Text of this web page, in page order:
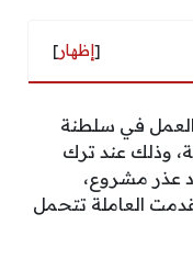
[إظهار]
في سلطنة
وذلك عند ترك
دون وجود عذر مشروع،
العاملة تتحمل